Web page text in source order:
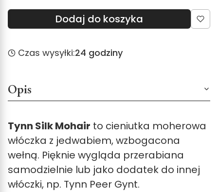
Dodaj do koszyka
Czas wysyłki:24 godziny
Opis
Tynn Silk Mohair to cieniutka moherowa
włóczka z jedwabiem, wzbogacona
wełną. Pięknie wygląda przerabiana
samodzielnie lub jako dodatek do innej
włóczki, np. Tynn Peer Gynt.